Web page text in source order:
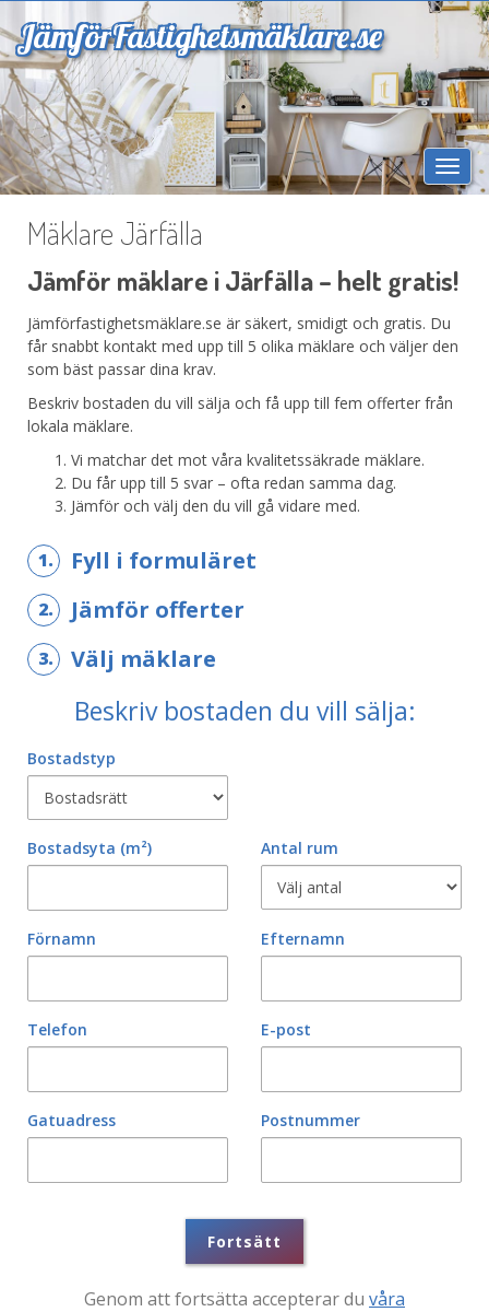
JämförFastighetsmäklare.se
Mäklare Järfälla
Jämför mäklare i Järfälla – helt gratis!
Jämförfastighetsmäklare.se är säkert, smidigt och gratis. Du
får snabbt kontakt med upp till 5 olika mäklare och väljer den
som bäst passar dina krav.
Beskriv bostaden du vill sälja och få upp till fem offerter från
lokala mäklare.
Vi matchar det mot våra kvalitetssäkrade mäklare.
Du får upp till 5 svar – ofta redan samma dag.
Jämför och välj den du vill gå vidare med.
1. Fyll i formuläret
2. Jämför offerter
3. Välj mäklare
Beskriv bostaden du vill sälja:
Bostadstyp
Bostadsyta (m²) Antal rum
Förnamn Efternamn
Telefon E-post
Gatuadress Postnummer
Fortsätt
Genom att fortsätta accepterar du våra